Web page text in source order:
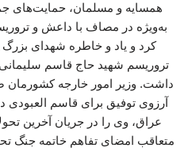
همسایه و مسلمان، حمایت‌های
به‌ویژه در مصاف با داعش و
کرد و یاد و خاطره شهدای بزرگ
تروریسم شهید حاج قاسم
داشت. وزیر امور خارجه کشورمان
آرزوی توفیق برای قاسم
عراق، وی را در جریان آخرین
متعاقب امضای تفاهم خاتمه جنگ